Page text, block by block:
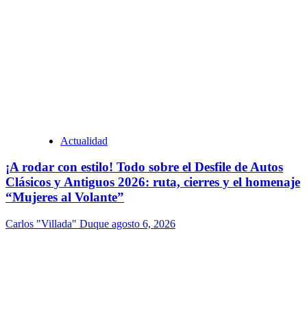
Actualidad
¡A rodar con estilo! Todo sobre el Desfile de Autos
Clásicos y Antiguos 2026: ruta, cierres y el homenaje
“Mujeres al Volante”
Carlos "Villada" Duque agosto 6, 2026